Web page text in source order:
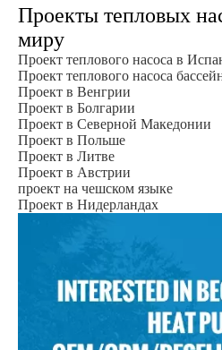
Проекты тепловых
миру
Проект теплового насоса в
Проект теплового насоса
Проект в Венгрии
Проект в Болгарии
Проект в Северной Македонии
Проект в Польше
Проект в Литве
Проект в Австрии
проект на чешском языке
Проект в Нидерландах